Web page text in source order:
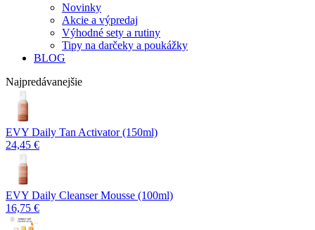
Novinky
Akcie a výpredaj
Výhodné sety a rutiny
Tipy na darčeky a poukážky
BLOG
Najpredávanejšie
EVY Daily Tan Activator (150ml)
24,45 €
EVY Daily Cleanser Mousse (100ml)
16,75 €